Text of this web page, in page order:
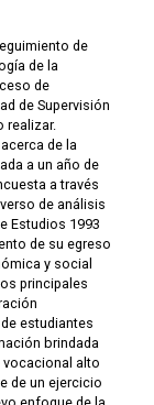
de
de la
de
de Supervisión
realizar.
de la
a un año de
a través
de análisis
Estudios 1993
de su egreso
y social
principales
estudiantes
brindada
vocacional alto
de un ejercicio